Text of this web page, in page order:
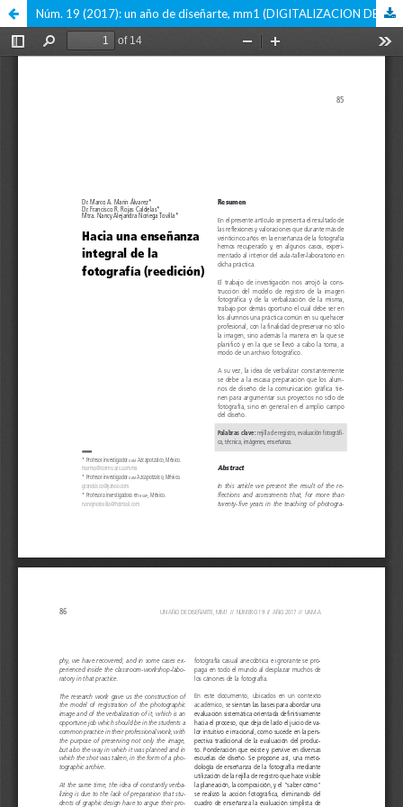
Núm. 19 (2017): un año de diseñarte, mm1 (DIGITALIZACION DE LA VERSION IMPRESA)